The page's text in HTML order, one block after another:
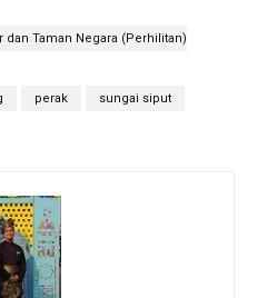
Taman Negara (Perhilitan)
perak sungai siput